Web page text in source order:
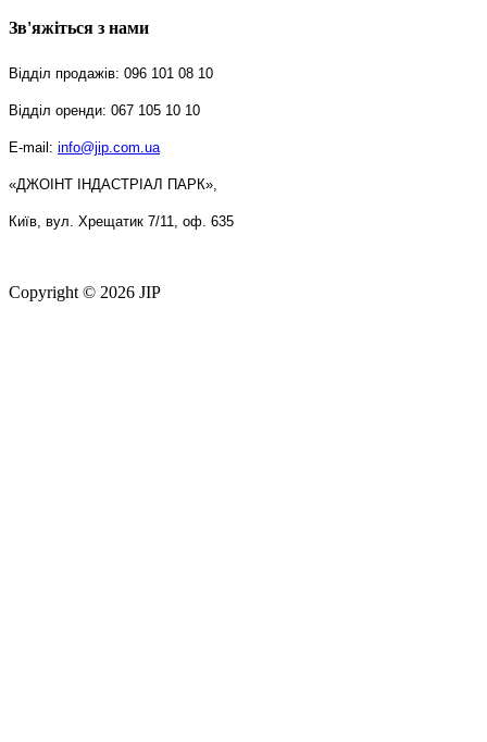
Зв'яжіться з нами
Відділ продажів: 096 101 08 10
Відділ оренди: 067 105 10 10
E-mail: info@jip.com.ua
«ДЖОІНТ ІНДАСТРІАЛ ПАРК»,
Київ, вул. Хрещатик 7/11, оф. 635
Copyright © 2026 JIP